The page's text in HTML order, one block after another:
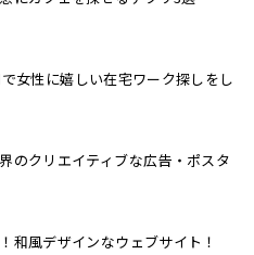
女性に嬉しい在宅ワーク探しをし
のクリエイティブな広告・ポスタ
和風デザインなウェブサイト！